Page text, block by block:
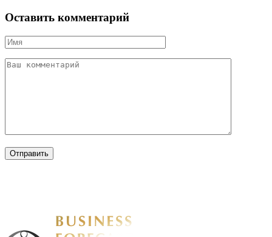
Оставить комментарий